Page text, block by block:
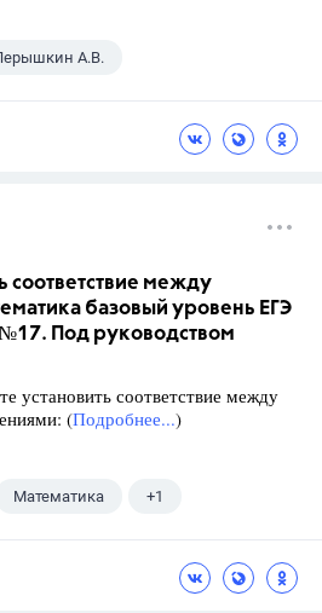
А.В.
соответствие между
базовый уровень ЕГЭ
Под руководством
установить соответствие между
(Подробнее...)
Математика +1